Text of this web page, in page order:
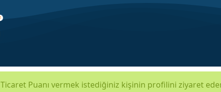
Ticaret Puanı vermek istediğiniz kişinin profilini ziyaret